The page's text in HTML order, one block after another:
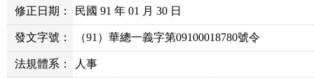
修正日期： 民國 91 年 01 月 30 日
發文字號： （91）華總一義字第09100018780號令
法規體系： 人事